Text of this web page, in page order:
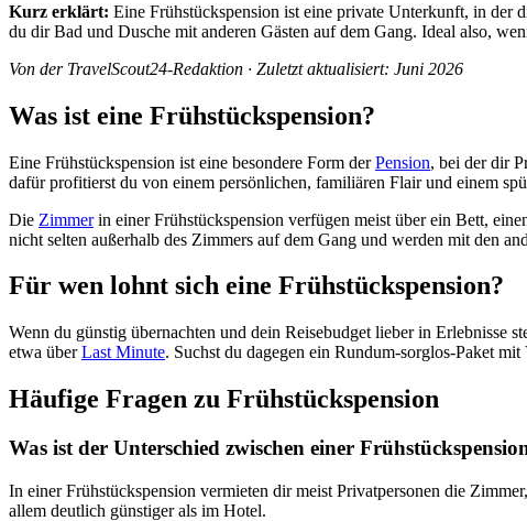
Kurz erklärt: Eine Frühstückspension ist eine private Unterkunft, in der
du dir Bad und Dusche mit anderen Gästen auf dem Gang. Ideal also,
Von der TravelScout24-Redaktion · Zuletzt aktualisiert: Juni 2026
Was ist eine Frühstückspension?
Eine Frühstückspension ist eine besondere Form derPension, bei der dir
dafür profitierst du von einem persönlichen, familiären Flair und einem
Die Zimmerin einer Frühstückspension verfügen meist über ein Bett,
nicht selten außerhalb des Zimmers auf dem Gang und werden mit den
Für wen lohnt sich eine Frühstückspension?
Wenn du günstig übernachten und dein Reisebudget lieber in Erlebnisse
etwa überLast Minute. Suchst du dagegen ein Rundum-sorglos-Paket
Häufige Fragen zu Frühstückspension
Was ist der Unterschied zwischen einer
In einer Frühstückspension vermieten dir meist Privatpersonen die
allem deutlich günstiger als im Hotel.